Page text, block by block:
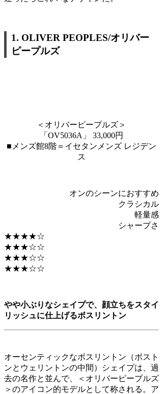
1. OLIVER PEOPLES/オリバー
ピープルズ
＜オリバーピープルズ＞
「OV5036A」 33,000円
■メンズ館8階＝イセタンメンズ レジデン
ス
オンのシーンにおすすめ
クラシカル
軽量感
シャープさ
★★★★☆
★★★☆☆
★★★☆☆
★★★☆☆
やや小ぶりなシェイプで、顔立ちをスタイ
リッシュに仕上げるボスリントン
オーセンティックなボスリントン（ボスト
ンとウェリントンの中間）シェイプは、過
去の名作と並んで、＜オリバーピープルズ
＞のアイコン的モデルとして称される。ア